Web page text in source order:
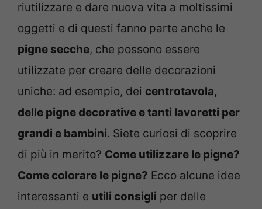
riutilizzare e dare nuova vita a moltissimi
oggetti e di questi fanno parte anche le
pigne secche, che possono essere
utilizzate per creare delle decorazioni
uniche: ad esempio, dei centrotavola,
delle pigne decorative e tanti lavoretti per
grandi e bambini. Siete curiosi di scoprire
di più in merito? Come utilizzare le pigne?
Come colorare le pigne? Ecco alcune idee
interessanti e utili consigli per delle